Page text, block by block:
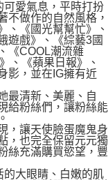
可愛氣息，平時打扮
不做作的自然風格，
、《國光幫幫忙》、
遊戲》、《綜藝3國
《COOL潮流雜
、《蘋果日報》、
影，並在IG擁有近
最清新、美麗、自
給粉絲們，讓粉絲能
，讓天使臉蛋魔鬼身
，也完全保留元元獨
絲充滿購買慾望，豐
的大眼睛、白嫩的肌